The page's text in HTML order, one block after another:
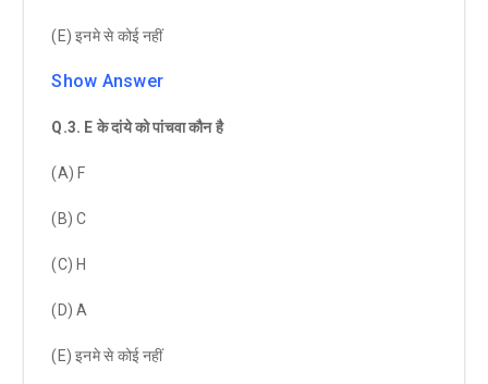
(E) इनमे से कोई नहीं
Show Answer
Q.3. E के दांये को पांचवा कौन है
(A) F
(B) C
(C) H
(D) A
(E) इनमे से कोई नहीं